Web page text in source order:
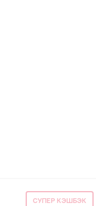
СУПЕР КЭШБЭК